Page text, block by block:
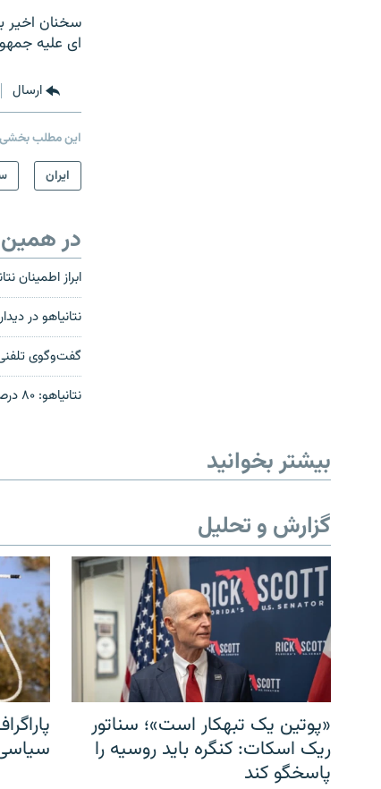
سخنان اخیر
ای علیه
ارسال
این مطلب بخشی
ايران
در همین
ابراز اطمینان
نتانیاهو در
گفت‌وگوی تلفنی
نتانیاهو: ۸۰ درصد مشکلات امنیتی اسرائیل ناشی از ایران است
بیشتر بخوانید
گزارش و تحلیل
«پوتین یک تبهکار است»؛ سناتور
ریک اسکات: کنگره باید روسیه را
پاسخگو کند